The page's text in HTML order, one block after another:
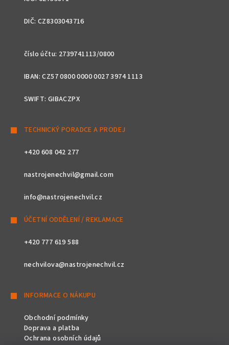
DIČ: CZ8303043716
číslo účtu: 2739741113/0800
IBAN: CZ57 0800 0000 0027 3974 1113
SWIFT: GIBACZPX
TECHNICKÝ PORADCE A PRODEJ
+420 608 042 277
nastrojenechvil@gmail.com
info@nastrojenechvil.cz
ÚČETNÍ ODDĚLENÍ / REKLAMACE
+420 777 619 588
nechvilova@nastrojenechvil.cz
INFORMACE O NÁKUPU
Obchodní podmínky
Doprava a platba
Ochrana osobních údajů